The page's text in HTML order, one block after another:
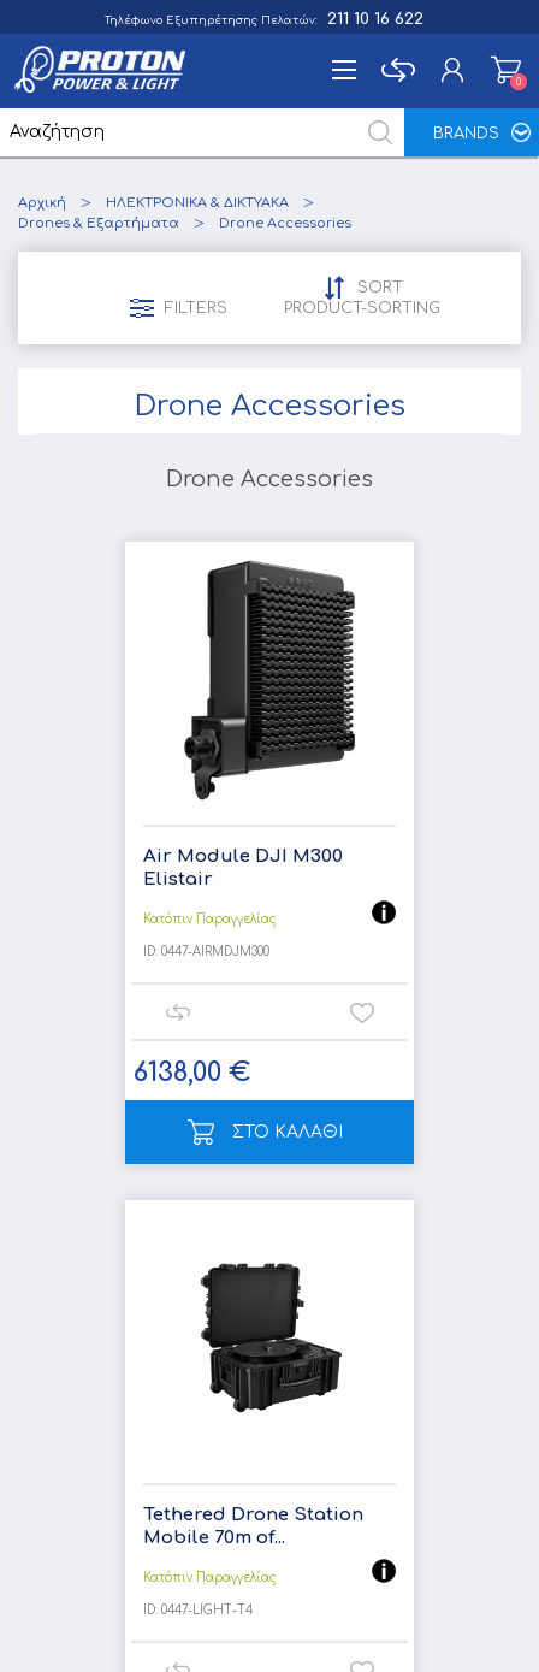
Τηλέφωνο Εξυπηρέτησης Πελατών: 211 10 16 622
BRANDS
Σύνδεση
00
Αρχική
ΗΛΕΚΤΡΟΝΙΚΑ & ΔΙΚΤΥΑΚΑ
Drones & Εξαρτήματα
Drone Accessories
FILTERS
SORT
PRODUCT-SORTING
Drone Accessories
Drone Accessories
Air Module DJI M300
Elistair
Κατόπιν Παραγγελίας
ID: 0447-AIRMDJM300
6138,00 €
ΣΤΟ ΚΑΛΑΘΙ
Tethered Drone Station
Mobile 70m of...
Κατόπιν Παραγγελίας
ID: 0447-LIGHΤ-Τ4